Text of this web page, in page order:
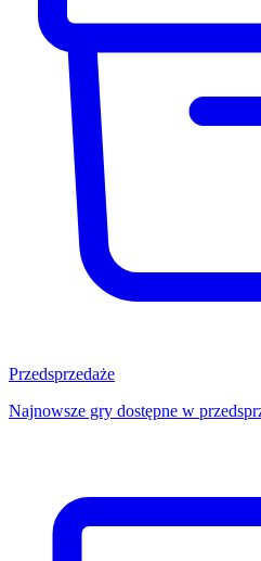
Przedsprzedaże
Najnowsze gry dostępne w